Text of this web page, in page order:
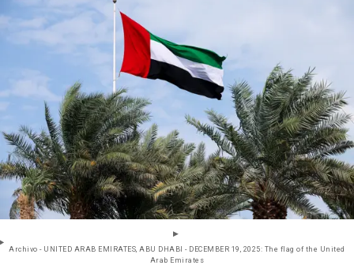
Archivo - UNITED ARAB EMIRATES, ABU DHABI - DECEMBER 19, 2025: The flag of the United
Arab Emirates